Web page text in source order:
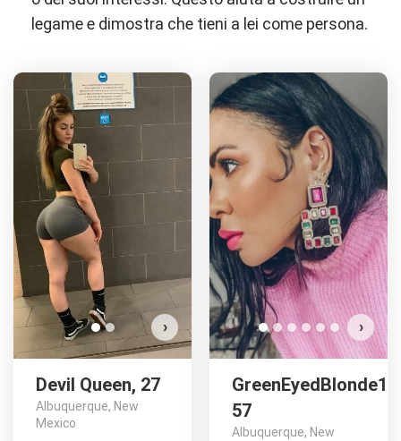
legame e dimostra che tieni a lei come persona.
›
Devil Queen ha altre foto!
Vuoi guardare?
VISUALIZZA LE FOTO
Devil Queen, 27
Albuquerque, New
Mexico
›
GreenEyedBlonde1,
57
Albuquerque, New